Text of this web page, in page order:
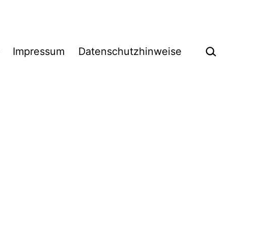
Impressum Datenschutzhinweise Suchen …